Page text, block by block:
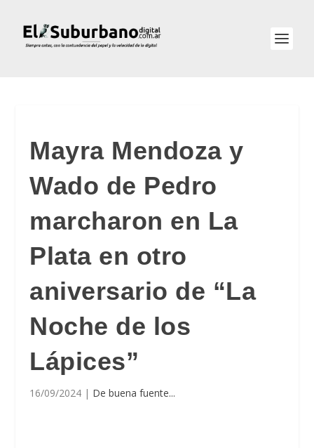
Mayra Mendoza y
Wado de Pedro
marcharon en La
Plata en otro
aniversario de “La
Noche de los
Lápices”
16/09/2024 | De buena fuente...